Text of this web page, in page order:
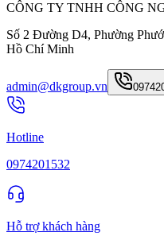
CÔNG TY TNHH CÔNG
Số 2 Đường D4, Phường
Hồ Chí Minh
admin@dkgroup.vn
Hotline
0974201532
Hỗ trợ khách hàng